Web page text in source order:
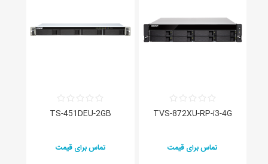
TVS-872XU-RP-i3-4G
تماس برای قیمت
TS-451DEU-2GB
تماس برای قیمت